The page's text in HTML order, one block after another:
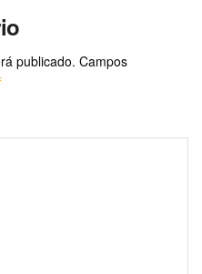
publicado. Campos